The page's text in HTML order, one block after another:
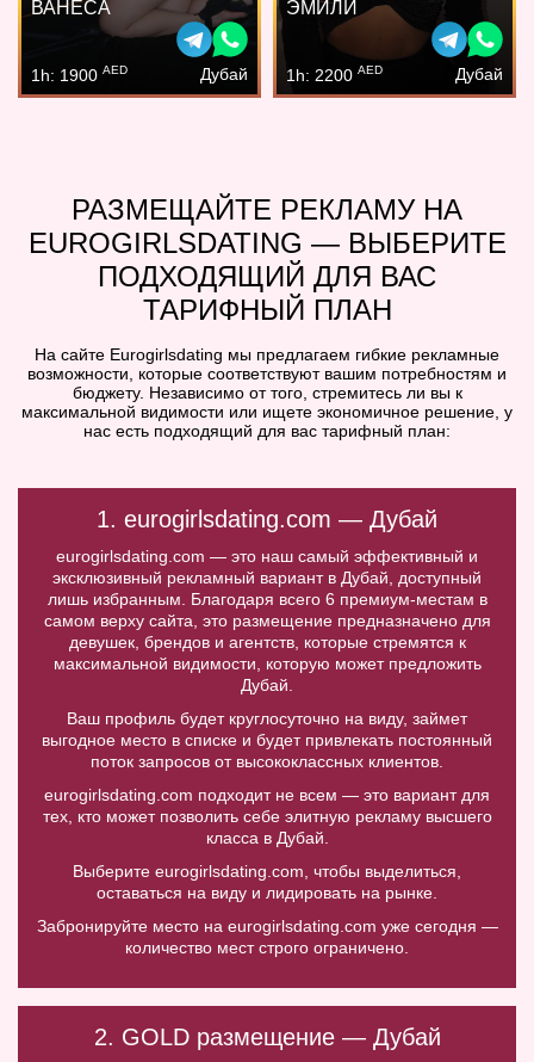
ВАНЕСА
1h: 1900 AED Дубай
ЭМИЛИ
1h: 2200 AED Дубай
РАЗМЕЩАЙТЕ РЕКЛАМУ НА
EUROGIRLSDATING — ВЫБЕРИТЕ
ПОДХОДЯЩИЙ ДЛЯ ВАС
ТАРИФНЫЙ ПЛАН
На сайте Eurogirlsdating мы предлагаем гибкие рекламные
возможности, которые соответствуют вашим потребностям и
бюджету. Независимо от того, стремитесь ли вы к
максимальной видимости или ищете экономичное решение, у
нас есть подходящий для вас тарифный план:
1. eurogirlsdating.com — Дубай
eurogirlsdating.com — это наш самый эффективный и
эксклюзивный рекламный вариант в Дубай, доступный
лишь избранным. Благодаря всего 6 премиум-местам в
самом верху сайта, это размещение предназначено для
девушек, брендов и агентств, которые стремятся к
максимальной видимости, которую может предложить
Дубай.
Ваш профиль будет круглосуточно на виду, займет
выгодное место в списке и будет привлекать постоянный
поток запросов от высококлассных клиентов.
eurogirlsdating.com подходит не всем — это вариант для
тех, кто может позволить себе элитную рекламу высшего
класса в Дубай.
Выберите eurogirlsdating.com, чтобы выделиться,
оставаться на виду и лидировать на рынке.
Забронируйте место на eurogirlsdating.com уже сегодня —
количество мест строго ограничено.
2. GOLD размещение — Дубай